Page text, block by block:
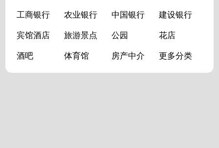
工商银行 农业银行 中国银行 建设银行
宾馆酒店 旅游景点 公园 花店
酒吧 体育馆 房产中介 更多分类